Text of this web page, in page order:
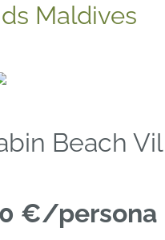
Maldives
Beach
€/persona